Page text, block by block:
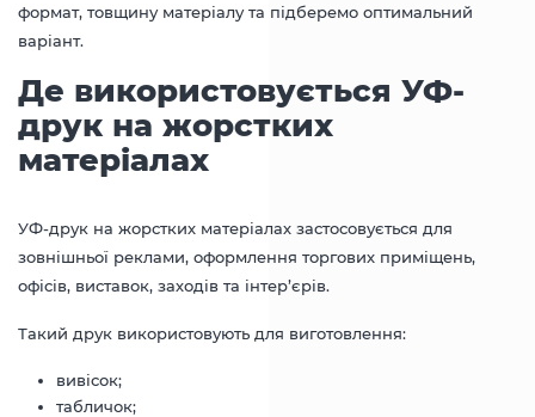
формат, товщину матеріалу та підберемо оптимальний
варіант.
Де використовується УФ-
друк на жорстких
матеріалах
УФ-друк на жорстких матеріалах застосовується для
зовнішньої реклами, оформлення торгових приміщень,
офісів, виставок, заходів та інтер’єрів.
Такий друк використовують для виготовлення:
вивісок;
табличок;